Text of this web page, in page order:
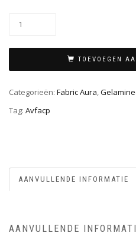
TOEVOEGEN
Categorieën: Fabric Aura,
Tag: Avfacp
AANVULLENDE INFORMATIE
AANVULLENDE